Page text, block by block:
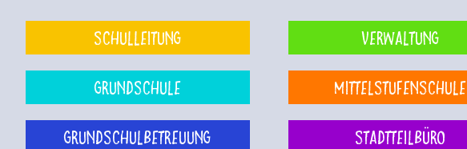
Schulleitung Verwaltung
Grundschule Mittelstufenschule
Grundschulbetreuung Stadtteilbüro